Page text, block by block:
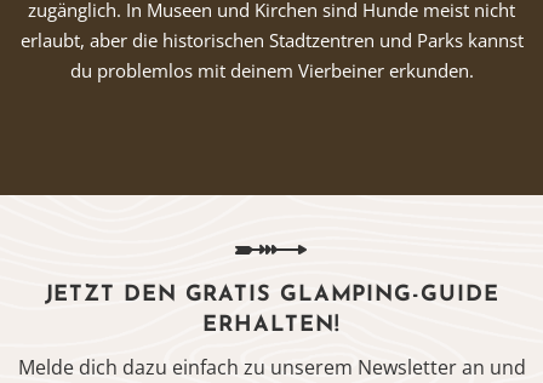
zugänglich. In Museen und Kirchen sind Hunde meist nicht
erlaubt, aber die historischen Stadtzentren und Parks kannst
du problemlos mit deinem Vierbeiner erkunden.
JETZT DEN GRATIS GLAMPING-GUIDE
ERHALTEN!
Melde dich dazu einfach zu unserem Newsletter an und